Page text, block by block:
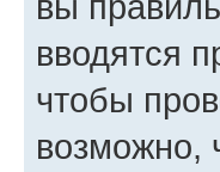
вводятся
чтобы
возможно,